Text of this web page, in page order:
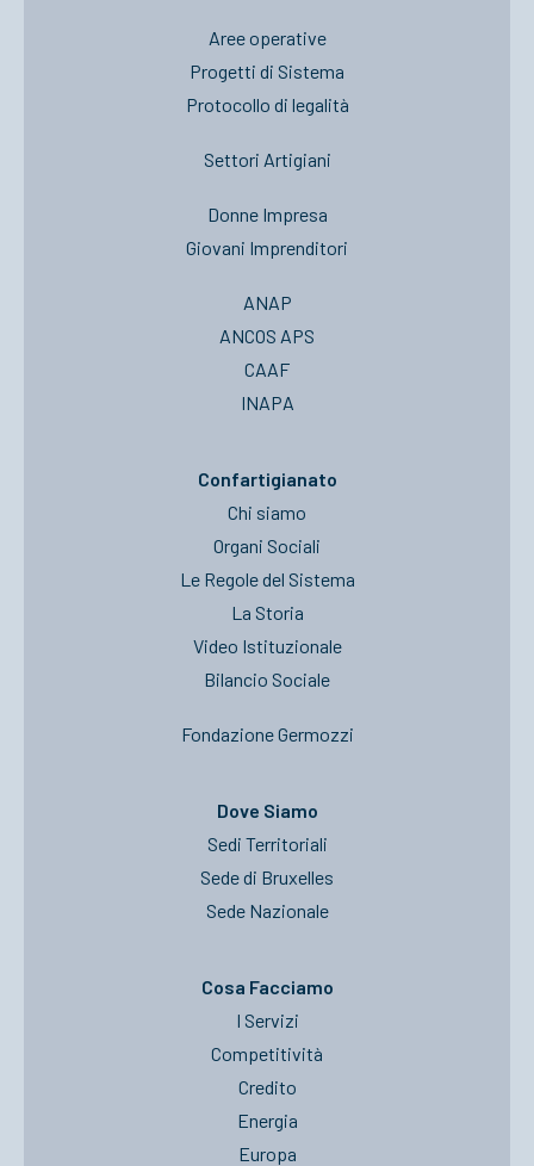
Aree operative
Progetti di Sistema
Protocollo di legalità
Settori Artigiani
Donne Impresa
Giovani Imprenditori
ANAP
ANCOS APS
CAAF
INAPA
Confartigianato
Chi siamo
Organi Sociali
Le Regole del Sistema
La Storia
Video Istituzionale
Bilancio Sociale
Fondazione Germozzi
Dove Siamo
Sedi Territoriali
Sede di Bruxelles
Sede Nazionale
Cosa Facciamo
I Servizi
Competitività
Credito
Energia
Europa